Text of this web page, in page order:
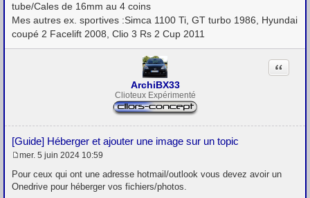
tube/Cales de 16mm au 4 coins
Mes autres ex. sportives :Simca 1100 Ti, GT turbo 1986, Hyundai
coupé 2 Facelift 2008, Clio 3 Rs 2 Cup 2011
ArchiBX33
Clioteux Expérimenté
[Guide] Héberger et ajouter une image sur un topic
Citation
e
s
mer. 5 juin 2024 10:59
Pour ceux qui ont une adresse hotmail/outlook vous devez avoir un
Onedrive pour héberger vos fichiers/photos.